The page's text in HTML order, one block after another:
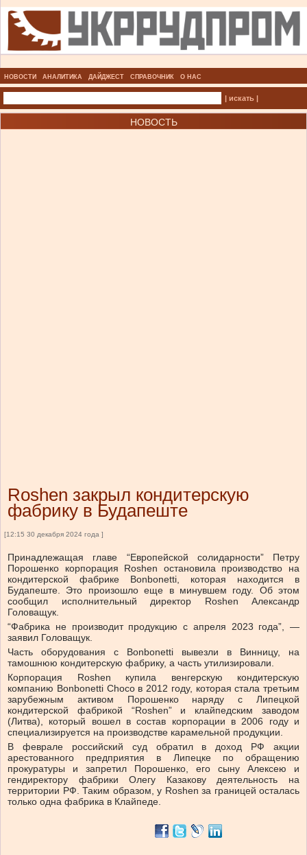
НОВОСТИ АНАЛИТИКА ДАЙДЖЕСТ СПРАВОЧНИК О НАС
| искать |
НОВОСТЬ
Roshen закрыл кондитерскую
фабрику в Будапеште
[12:15 30 декабря 2024 года ]
Принадлежащая главе “Европейской солидарности” Петру
Порошенко корпорация Roshen остановила производство на
кондитерской фабрике Bonbonetti, которая находится в
Будапеште. Это произошло еще в минувшем году. Об этом
сообщил исполнительный директор Roshen Александр
Головащук.
“Фабрика не производит продукцию с апреля 2023 года”, —
заявил Головащук.
Часть оборудования с Bonbonetti вывезли в Винницу, на
тамошнюю кондитерскую фабрику, а часть утилизировали.
Корпорация Roshen купила венгерскую кондитерскую
компанию Bonbonetti Choco в 2012 году, которая стала третьим
зарубежным активом Порошенко наряду с Липецкой
кондитерской фабрикой “Roshen” и клайпедским заводом
(Литва), который вошел в состав корпорации в 2006 году и
специализируется на производстве карамельной продукции.
В феврале российский суд обратил в доход РФ акции
арестованного предприятия в Липецке по обращению
прокуратуры и запретил Порошенко, его сыну Алексею и
гендиректору фабрики Олегу Казакову деятельность на
территории РФ. Таким образом, у Roshen за границей осталась
только одна фабрика в Клайпеде.